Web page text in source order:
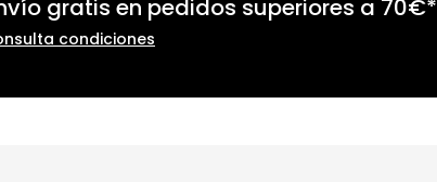
gratis en pedidos superiores a 70€*
condiciones